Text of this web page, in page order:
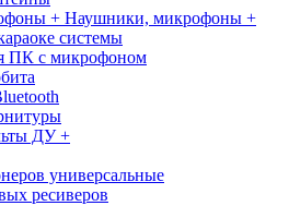
Наушники, микрофоны +
системы
ПК с микрофоном
ДУ +
универсальные
ресиверов